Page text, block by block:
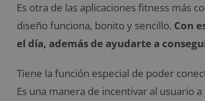
Es otra de las aplicaciones fitness más
diseño funciona, bonito y sencillo. Con
el día, además de ayudarte a
Tiene la función especial de poder
Es una manera de incentivar al usuario